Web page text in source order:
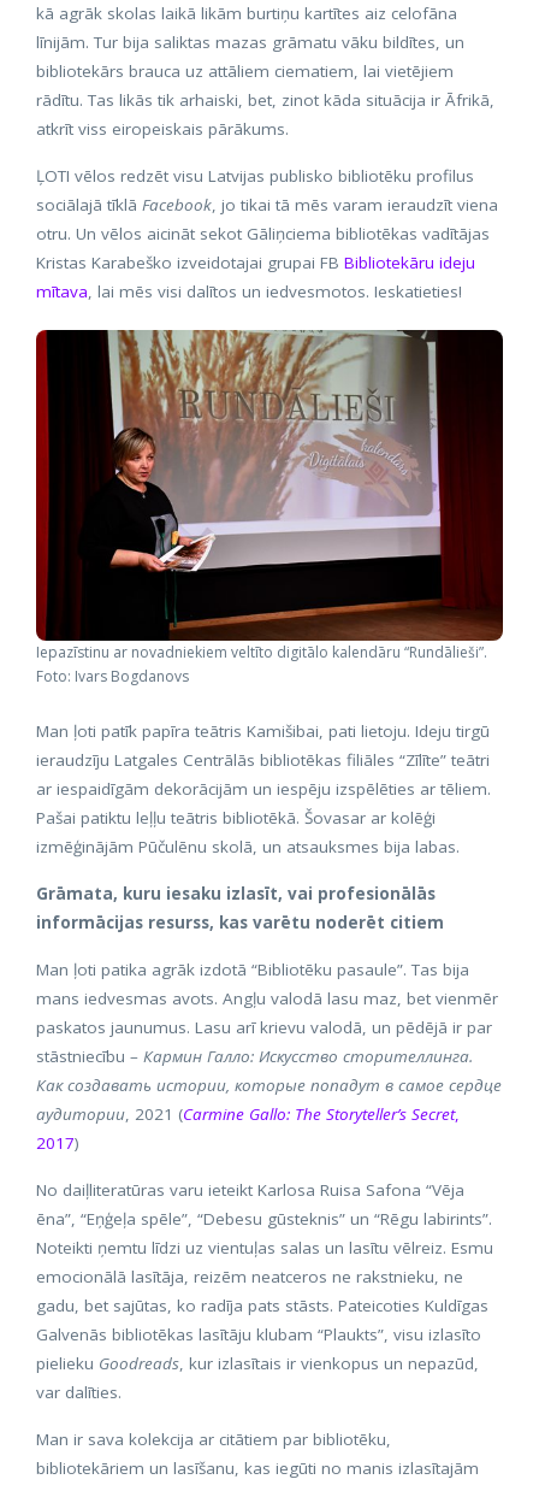
kā agrāk skolas laikā likām burtiņu kartītes aiz celofāna
līnijām. Tur bija saliktas mazas grāmatu vāku bildītes, un
bibliotekārs brauca uz attāliem ciematiem, lai vietējiem
rādītu. Tas likās tik arhaiski, bet, zinot kāda situācija ir Āfrikā,
atkrīt viss eiropeiskais pārākums.
ĻOTI vēlos redzēt visu Latvijas publisko bibliotēku profilus
sociālajā tīklā Facebook, jo tikai tā mēs varam ieraudzīt viena
otru. Un vēlos aicināt sekot Gāliņciema bibliotēkas vadītājas
Kristas Karabeško izveidotajai grupai FB Bibliotekāru ideju
mītava, lai mēs visi dalītos un iedvesmotos. Ieskatieties!
Iepazīstinu ar novadniekiem veltīto digitālo kalendāru “Rundālieši”.
Foto: Ivars Bogdanovs
Man ļoti patīk papīra teātris Kamišibai, pati lietoju. Ideju tirgū
ieraudzīju Latgales Centrālās bibliotēkas filiāles “Zīlīte” teātri
ar iespaidīgām dekorācijām un iespēju izspēlēties ar tēliem.
Pašai patiktu leļļu teātris bibliotēkā. Šovasar ar kolēģi
izmēģinājām Pūčulēnu skolā, un atsauksmes bija labas.
Grāmata, kuru iesaku izlasīt, vai profesionālās
informācijas resurss, kas varētu noderēt citiem
Man ļoti patika agrāk izdotā “Bibliotēku pasaule”. Tas bija
mans iedvesmas avots. Angļu valodā lasu maz, bet vienmēr
paskatos jaunumus. Lasu arī krievu valodā, un pēdējā ir par
stāstniecību – Кармин Галло: Искусство сторителлинга.
Как создавать истории, которые попадут в самое сердце
аудитории, 2021 (Carmine Gallo: The Storyteller’s Secret,
2017)
No daiļliteratūras varu ieteikt Karlosa Ruisa Safona “Vēja
ēna”, “Eņģeļa spēle”, “Debesu gūsteknis” un “Rēgu labirints”.
Noteikti ņemtu līdzi uz vientuļas salas un lasītu vēlreiz. Esmu
emocionālā lasītāja, reizēm neatceros ne rakstnieku, ne
gadu, bet sajūtas, ko radīja pats stāsts. Pateicoties Kuldīgas
Galvenās bibliotēkas lasītāju klubam “Plaukts”, visu izlasīto
pielieku Goodreads, kur izlasītais ir vienkopus un nepazūd,
var dalīties.
Man ir sava kolekcija ar citātiem par bibliotēku,
bibliotekāriem un lasīšanu, kas iegūti no manis izlasītajām